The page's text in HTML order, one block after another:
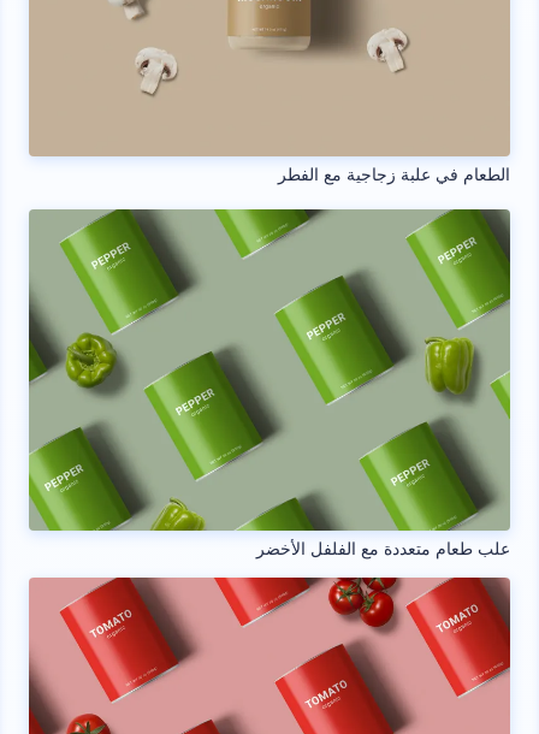
الطعام في علبة زجاجية مع الفطر
علب طعام متعددة مع الفلفل الأخضر